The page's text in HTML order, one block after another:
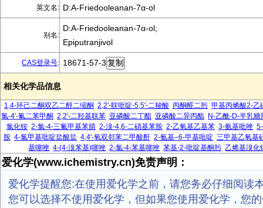
英文名: D:A-Friedooleanan-7α-ol
别名:
D:A-Friedooleanan-7α-ol;
Epiputranjivol
CAS登录号: 18671-57-3
相关化学品信息
1,4-环己二酮双乙二醇二缩酮 2,2'-联吡啶-5,5'-二羧酸 丙酮醛二肟 甲基丙烯酸2-乙
氯-4'-氟二苯甲酮 2,2'-二羟基联苯 亚磷酸二丁酯 亚磷酸二异丙酯 N-乙酰-D-半乳糖
氯化铵 2-氯-4-三氟甲基苯腈 2-溴-4,6-二硝基苯胺 2-乙氧基乙基苯 3-氨基吡唑
胺 4-氯甲基吡啶盐酸盐 4,4'-氧双邻苯二甲酸酐 2-氨基–6-甲基吡啶 三甲基乙氧基
基噻唑 4-(4-溴苯基)噻唑 2-氯-4-苯基噻唑 苯基-2-吡啶基酮肟 乙烯基溴化
爱化学(www.ichemistry.cn)免责声明：
爱化学提醒您:在使用爱化学之前，请您务必仔细阅读
您可以选择不使用爱化学，但如果您使用爱化学，您